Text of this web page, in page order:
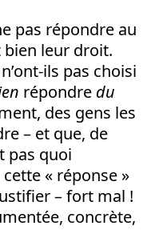
pas répondre au
bien leur droit.
ils pas choisi
répondre du
des gens les
– et que, de
pas quoi
« réponse »
– fort mal !
concrète,